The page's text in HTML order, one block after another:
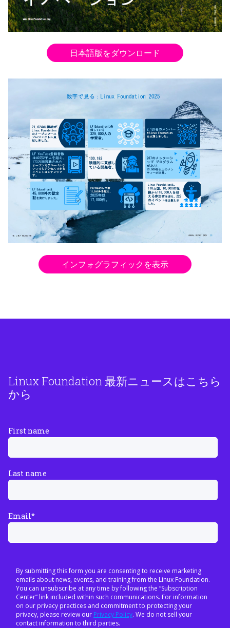
日本語版をダウンロード
インフォグラフィックを表示
Linux Foundation 最新ニュースはこちら
から
First name
Last name
Email*
By submitting this form you are consenting to receive marketing
emails about news, events, and training from the Linux Foundation.
You can unsubscribe at any time by following the “Subscription
Center” link included within such communications. For information
on our privacy practices and commitment to protecting your
privacy, please review our Privacy Policy. We do not sell your
contact information to third parties.